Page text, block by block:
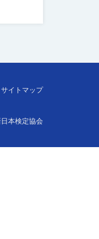
サイトマップ
本検定協会